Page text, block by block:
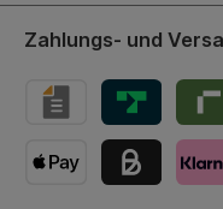
Zahlungs- und